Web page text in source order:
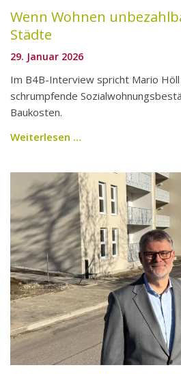
Wenn Wohnen
Städte
29. Januar 2026
Im B4B-Interview spricht Mario
schrumpfende
Baukosten.
Weiterlesen …